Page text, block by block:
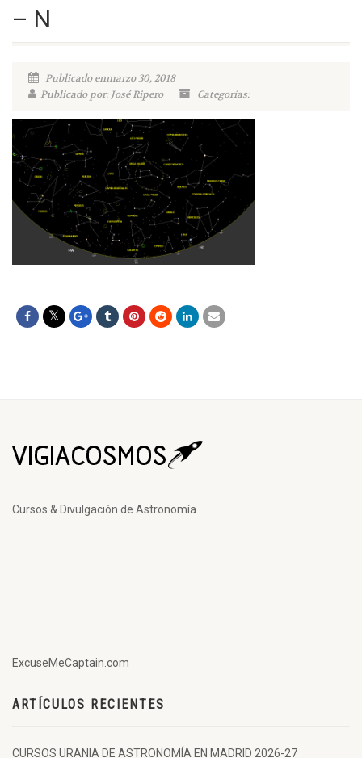
– N
Publicado enmarzo 30, 2018
Publicado por: José Ripero
Categorías:
Cursos & Divulgación de Astronomía
ExcuseMeCaptain.com
ARTÍCULOS RECIENTES
CURSOS URANIA DE ASTRONOMÍA EN MADRID 2026-27